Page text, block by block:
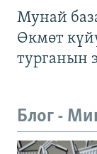
Мунай
Өкмөт
турганын
Блог -